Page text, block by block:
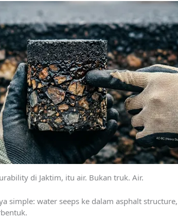
di Jaktim, itu air. Bukan truk. Air.
water seeps ke dalam asphalt